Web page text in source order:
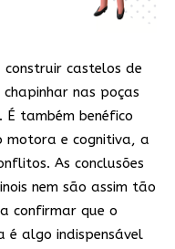
castelos de
nas poças
também benéfico
motora e cognitiva, a
As conclusões
nem são assim tão
confirmar que o
é algo indispensável